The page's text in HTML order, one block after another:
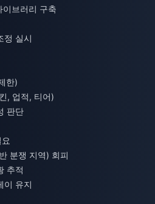
브러리 구축
정 실시
한)
, 업적, 티어)
판단
분쟁 지역) 회피
추적
이 유지